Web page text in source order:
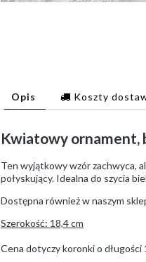
Opis Koszty
Kwiatowy ornament,
Ten wyjątkowy wzór zachwyca,
połyskujący. Idealna do szycia
Dostępna również w naszym
Szerokość: 18,4 cm
Cena dotyczy koronki o